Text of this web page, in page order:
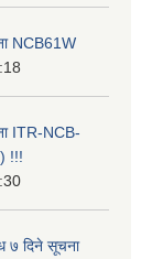
NCB61W
ITR-NCB-
!!!
७ दिने सूचना